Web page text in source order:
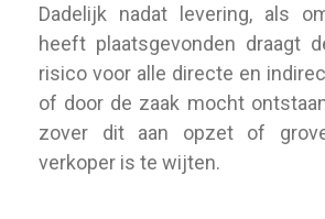
Dadelijk nadat levering, als
heeft plaatsgevonden draagt
risico voor alle directe en
of door de zaak mocht
zover dit aan opzet of
verkoper is te wijten.